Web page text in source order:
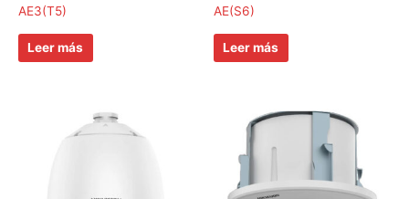
AE3(T5)
Leer más
AE(S6)
Leer más